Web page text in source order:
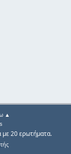
▲
με 20 ερωτήματα.